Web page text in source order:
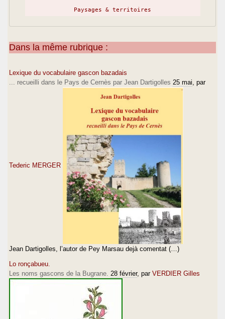
Paysages & territoires
Dans la même rubrique :
Lexique du vocabulaire gascon bazadais
... recueilli dans le Pays de Cernès par Jean Dartigolles 25 mai , par
Tederic MERGER
Jean Dartigolles, l’autor de Pey Marsau dejà comentat (…)
Lo ronçabueu.
Les noms gascons de la Bugrane. 28 février, par VERDIER Gilles